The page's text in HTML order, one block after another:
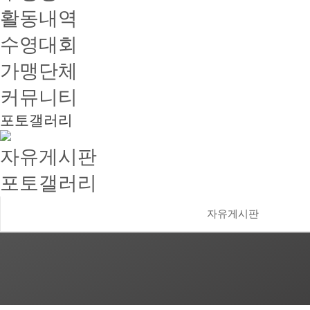
활동내역
수영대회
가맹단체
커뮤니티
포토갤러리
자유게시판
포토갤러리
자유게시판